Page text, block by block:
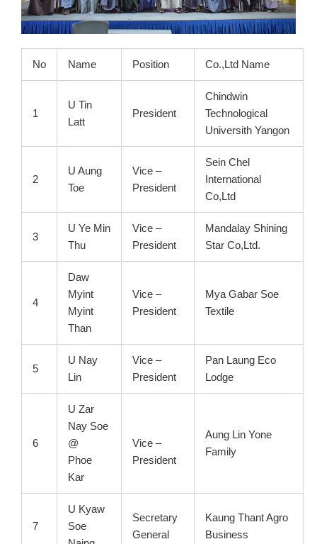
No Name Position Co.,Ltd Name
1
U Tin
Latt
President
Chindwin
Technological
Universith Yangon
2
U Aung
Toe
Vice –
President
Sein Chel
International
Co,Ltd
3
U Ye Min
Thu
Vice –
President
Mandalay Shining
Star Co,Ltd.
4
Daw
Myint
Myint
Than
Vice –
President
Mya Gabar Soe
Textile
5
U Nay
Lin
Vice –
President
Pan Laung Eco
Lodge
6
U Zar
Nay Soe
@
Phoe
Kar
Vice –
President
Aung Lin Yone
Family
7
U Kyaw
Soe
Secretary
General
Kaung Thant Agro
Business